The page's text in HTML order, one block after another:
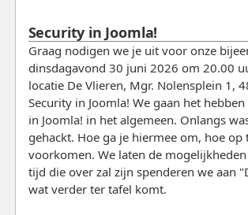
Security in Joomla!
Graag nodigen we je uit voor onze
dinsdagavond 30 juni 2026 om 20.00
locatie De Vlieren, Mgr. Nolensplein 1,
Security in Joomla! We gaan het
in Joomla! in het algemeen. Onlangs
gehackt. Hoe ga je hiermee om, hoe op
voorkomen. We laten de
tijd die over zal zijn spenderen we aan
wat verder ter tafel komt.